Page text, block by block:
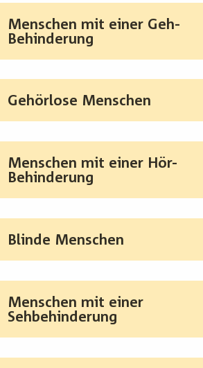
Menschen mit einer Geh-
Behinderung
Gehörlose Menschen
Menschen mit einer Hör-
Behinderung
Blinde Menschen
Menschen mit einer
Sehbehinderung